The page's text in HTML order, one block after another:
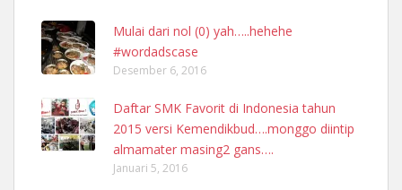
Mulai dari nol (0) yah…..hehehe
#wordadscase
Desember 6, 2016
Daftar SMK Favorit di Indonesia tahun
2015 versi Kemendikbud….monggo diintip
almamater masing2 gans….
Januari 5, 2016